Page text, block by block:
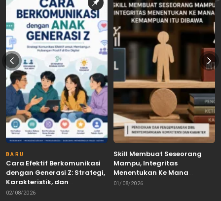
BARU
Cara Efektif Berkomunikasi
dengan Generasi Z: Strategi,
Karakteristik, dan
Tantangannya
02/08/2026
Skill Membuat Seseorang
Mampu, Integritas
Menentukan Ke Mana
Kemampuan Itu Dibawa
01/08/2026